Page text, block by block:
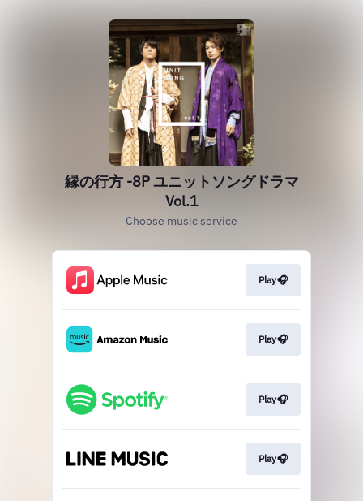
縁の行方 -8P ユニットソングドラマ
Vol.1
Choose music service
Play🎧
Play🎧
Play🎧
Play🎧